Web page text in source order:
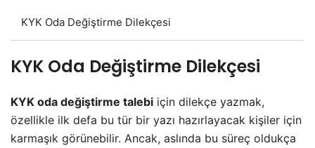
KYK Oda Değiştirme Dilekçesi
KYK Oda Değiştirme Dilekçesi
KYK oda değiştirme talebi için dilekçe yazmak,
özellikle ilk defa bu tür bir yazı hazırlayacak kişiler için
karmaşık görünebilir. Ancak, aslında bu süreç oldukça